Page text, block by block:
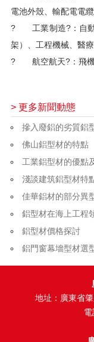
電池外殼、輸配電電
? 工業制造?：自動
架）、工程機械、醫
? 航空航天?：飛機
> 更多新聞動態
摻入廢鋁的劣質鋁
佛山鋁型材的特點
工業鋁型材的優點
淺談建筑鋁型材特
佳華鋁材的部分異
鋁型材在海上工程
鋁型材價格探討
鋁門窗幕墻型材選
地址：廣東省
電